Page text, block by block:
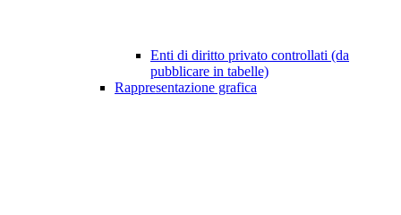
Enti di diritto privato controllati (da
pubblicare in tabelle)
Rappresentazione grafica